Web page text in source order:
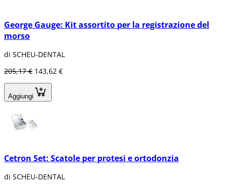
George Gauge: Kit assortito per la registrazione del
morso
di SCHEU-DENTAL
205,17 € 143,62 €
Aggiungi
Cetron Set: Scatole per protesi e ortodonzia
di SCHEU-DENTAL